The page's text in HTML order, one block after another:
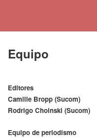
Equipo
Editores
Camille Bropp (Sucom)
Rodrigo Choinski (Sucom)
Equipo de periodismo